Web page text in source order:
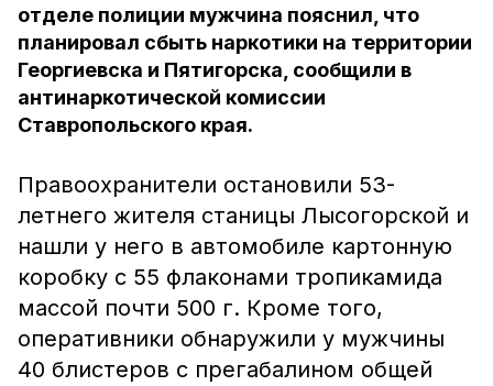
отделе полиции мужчина пояснил, что
планировал сбыть наркотики на территории
Георгиевска и Пятигорска, сообщили в
антинаркотической комиссии
Ставропольского края.
Правоохранители остановили 53-
летнего жителя станицы Лысогорской и
нашли у него в автомобиле картонную
коробку с 55 флаконами тропикамида
массой почти 500 г. Кроме того,
оперативники обнаружили у мужчины
40 блистеров с прегабалином общей